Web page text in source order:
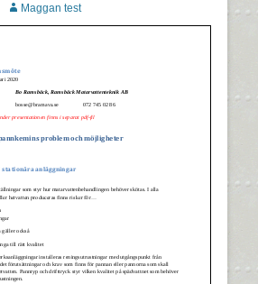
Författare
Maggan test